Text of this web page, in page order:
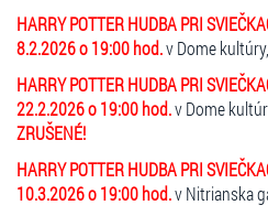
HARRY POTTER HUDBA PRI
8.2.2026 o 19:00 hod.v Dome
HARRY POTTER HUDBA PRI
22.2.2026 o 19:00 hod.v Dome
ZRUŠENÉ!
HARRY POTTER HUDBA PRI
10.3.2026 o 19:00 hod.v Nitrianska